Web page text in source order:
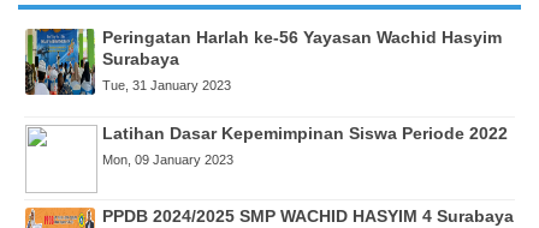
Peringatan Harlah ke-56 Yayasan Wachid Hasyim
Surabaya
Tue, 31 January 2023
Latihan Dasar Kepemimpinan Siswa Periode 2022
Mon, 09 January 2023
PPDB 2024/2025 SMP WACHID HASYIM 4 Surabaya